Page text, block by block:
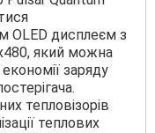
OLED дисплеєм з
який можна
заряду
тепловізорів
теплових